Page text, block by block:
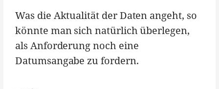
Was die Aktualität der Daten angeht, so
könnte man sich natürlich überlegen,
als Anforderung noch eine
Datumsangabe zu fordern.